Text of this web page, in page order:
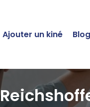
Ajouter un kiné Blog